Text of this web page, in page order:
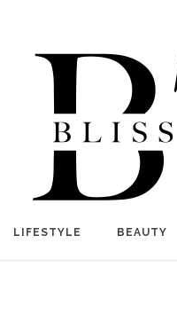
LIFESTYLE BEAUTY